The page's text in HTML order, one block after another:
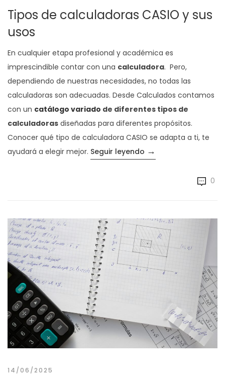
Tipos de calculadoras CASIO y sus
usos
En cualquier etapa profesional y académica es
imprescindible contar con una calculadora. Pero,
dependiendo de nuestras necesidades, no todas las
calculadoras son adecuadas. Desde Calculados contamos
con un catálogo variado de diferentes tipos de
calculadoras diseñadas para diferentes propósitos.
Conocer qué tipo de calculadora CASIO se adapta a ti, te
ayudará a elegir mejor. Seguir leyendo «Tipos de
→
0
14/06/2025